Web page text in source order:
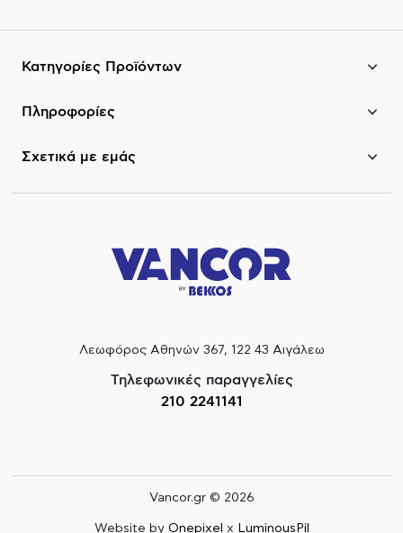
Κατηγορίες Προϊόντων
Πληροφορίες
Σχετικά με εμάς
Λεωφόρος Αθηνών 367, 122 43 Αιγάλεω
Τηλεφωνικές παραγγελίες
210 2241141
Vancor.gr © 2026
Website by Onepixel x LuminousPil